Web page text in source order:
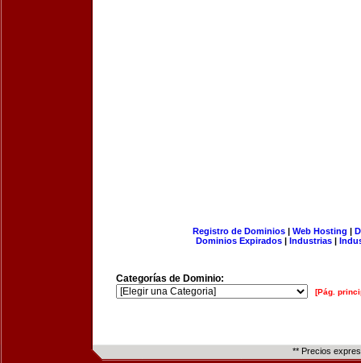
Registro de Dominios| Web Hosting |
Dominios Expirados | Industrias |
Categorías de Dominio:
[Pág.
** Precios